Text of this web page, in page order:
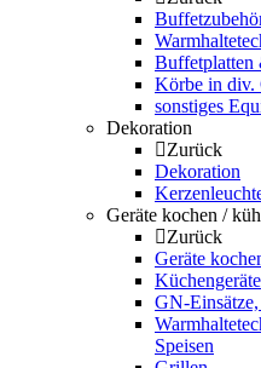
Buffetplatten
Körbe in div.
sonstiges
Dekoration
Zurück
Dekoration
Geräte kochen /
Zurück
Geräte
Küchengeräte
GN-
Speisen